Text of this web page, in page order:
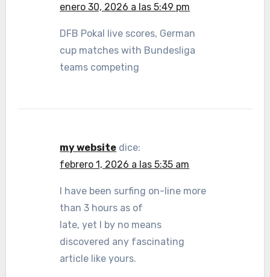
enero 30, 2026 a las 5:49 pm
DFB Pokal live scores, German
cup matches with Bundesliga
teams competing
my website dice:
febrero 1, 2026 a las 5:35 am
I have been surfing on-line more
than 3 hours as of
late, yet I by no means
discovered any fascinating
article like yours.